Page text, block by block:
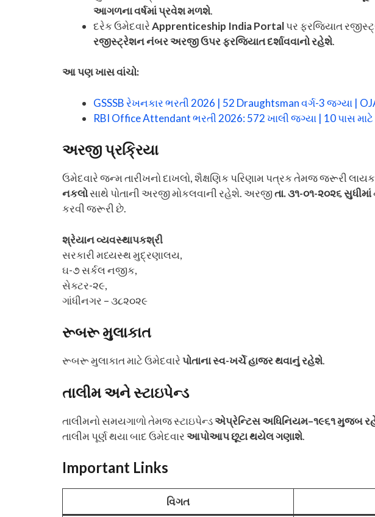
આગળના વર્ષમાં પ્રવેશ મળશે.
દરેક ઉમેદવારેApprenticeship India Portalપર ફરજિયાત
રજીસ્ટ્રેશન નંબર અરજી ઉપર ફરજિયાત દર્શાવવાનો રહેશે.
આ પણ ખાસ વાંચો:
GSSSB રેખનકાર ભરતી 2026 | 52 Draughtsman વર્ગ-3 જગ્યા |
RBI Office Attendant ભરતી 2026: 572 ખાલી જગ્યા | 10 પાસ
અરજી પ્રક્રિયા
ઉમેદવારે જન્મ તારીખનો દાખલો, શૈક્ષણિક પરિણામ પત્રક તેમજ જરૂરી
નકલોસાથે પોતાની અરજી મોકલવાની રહેશે. અરજીતા. ૩૧-૦૧-૨૦૨૬ સુધીમાં
કરવી જરૂરી છે.
શ્રેયાન વ્યવસ્થાપકશ્રી
સરકારી મધ્યસ્થ મુદ્રણાલય,
ઘ-૭ સર્કલ નજીક,
સેક્ટર-૨૯,
ગાંધીનગર – ૩૮૨૦૨૯
રૂબરૂ મુલાકાત
રૂબરૂ મુલાકાત માટે ઉમેદવારેપોતાના સ્વ-ખર્ચે હાજર થવાનું રહેશે.
તાલીમ અને સ્ટાઇપેન્ડ
તાલીમનો સમયગાળો તેમજ સ્ટાઇપેન્ડએપ્રેન્ટિસ અધિનિયમ–૧૯૬૧ મુજબ
તાલીમ પૂર્ણ થયા બાદ ઉમેદવારઆપોઆપ છૂટા થયેલ ગણાશે.
Important Links
વિગત